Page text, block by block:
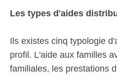
Les types d'aides
Ils existes cinq typologie
profil. L'aide aux familles
familiales, les prestations